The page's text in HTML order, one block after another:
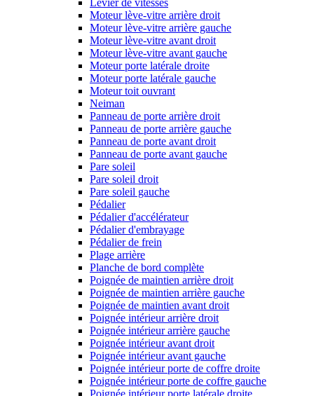
Levier de vitesses
Moteur lève-vitre arrière droit
Moteur lève-vitre arrière gauche
Moteur lève-vitre avant droit
Moteur lève-vitre avant gauche
Moteur porte latérale droite
Moteur porte latérale gauche
Moteur toit ouvrant
Neiman
Panneau de porte arrière droit
Panneau de porte arrière gauche
Panneau de porte avant droit
Panneau de porte avant gauche
Pare soleil
Pare soleil droit
Pare soleil gauche
Pédalier
Pédalier d'accélérateur
Pédalier d'embrayage
Pédalier de frein
Plage arrière
Planche de bord complète
Poignée de maintien arrière droit
Poignée de maintien arrière gauche
Poignée de maintien avant droit
Poignée intérieur arrière droit
Poignée intérieur arrière gauche
Poignée intérieur avant droit
Poignée intérieur avant gauche
Poignée intérieur porte de coffre droite
Poignée intérieur porte de coffre gauche
Poignée intérieur porte latérale droite